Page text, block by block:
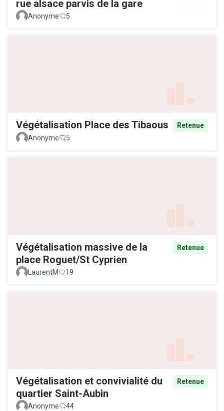
rue alsace parvis de la gare
Anonyme 5
Végétalisation Place des Tibaous
Retenue
Anonyme
5
Végétalisation massive de la
place Roguet/St Cyprien
Retenue
LaurentM 19
Végétalisation et convivialité du
quartier Saint-Aubin
Retenue
Anonyme 44